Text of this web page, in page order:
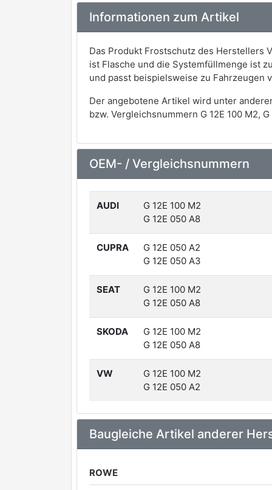
Informationen zum Artikel
Das Produkt Frostschutz des Herstellers
ist Flasche und die Systemfüllmenge ist
und passt beispielsweise zu Fahrzeugen
Der angebotene Artikel wird unter
bzw. Vergleichsnummern G 12E 100 M2,
OEM- / Vergleichsnummern
AUDI G 12E 100 M2
G 12E 050 A8
CUPRA G 12E 050 A2
G 12E 050 A3
SEAT G 12E 100 M2
G 12E 050 A8
SKODA G 12E 100 M2
G 12E 050 A8
VW G 12E 100 M2
G 12E 050 A2
Baugleiche Artikel anderer
ROWE